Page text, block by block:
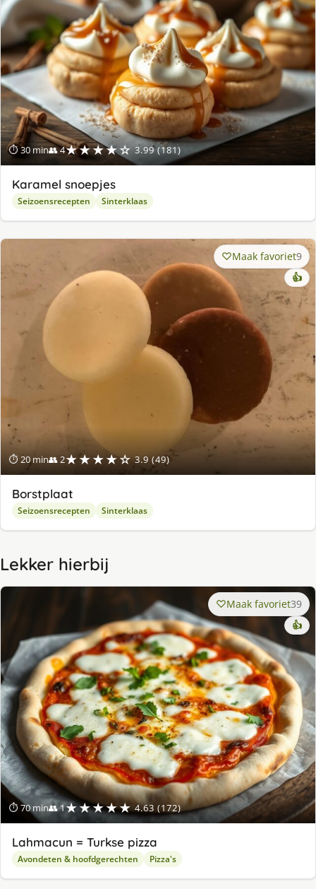
⏱ 30 min👥 4★★★★☆ 3.99 (181)
Karamel snoepjes
Seizoensrecepten Sinterklaas
⏱ 20 min👥 2★★★★☆ 3.9 (49)
Maak favoriet9
👍
Borstplaat
Seizoensrecepten Sinterklaas
Lekker hierbij
⏱ 70 min👥 1★★★★★ 4.63 (172)
Maak favoriet39
👍
Lahmacun = Turkse pizza
Avondeten & hoofdgerechten Pizza's